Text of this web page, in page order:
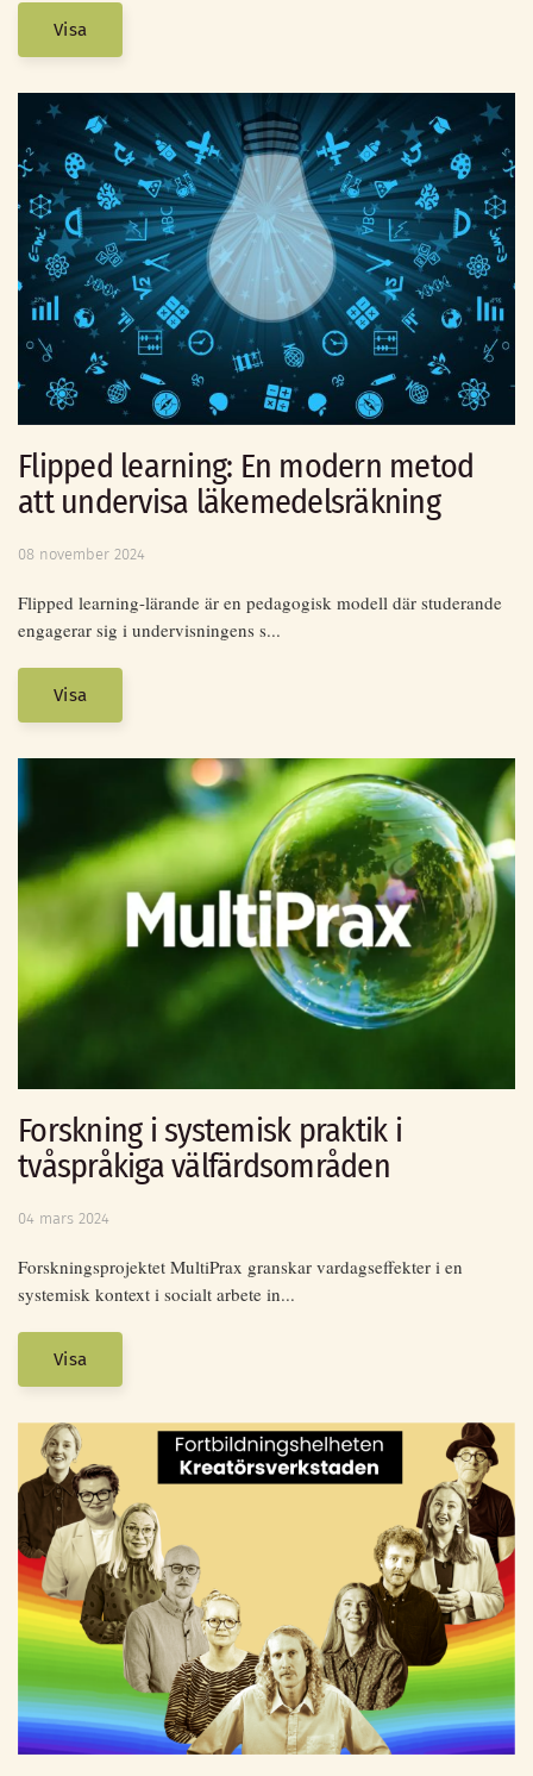
Visa
Flipped learning: En modern metod
att undervisa läkemedelsräkning
08 november 2024
Flipped learning-lärande är en pedagogisk modell där studerande
engagerar sig i undervisningens s...
Visa
Forskning i systemisk praktik i
tvåspråkiga välfärdsområden
04 mars 2024
Forskningsprojektet MultiPrax granskar vardagseffekter i en
systemisk kontext i socialt arbete in...
Visa